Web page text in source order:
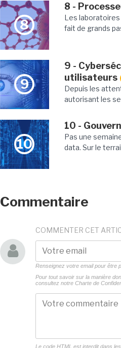
8
8 -
Les laboratoires
fait de grands
9
9 -
utilisateurs
Depuis les
autorisant les
10
10 -
Pas une
data. Sur le
Commentaire
COMMENTER CET
Renseignez votre email pour être
Pour tout savoir sur la manière
consultez notre Charte de
Le code HTML est interdit dans